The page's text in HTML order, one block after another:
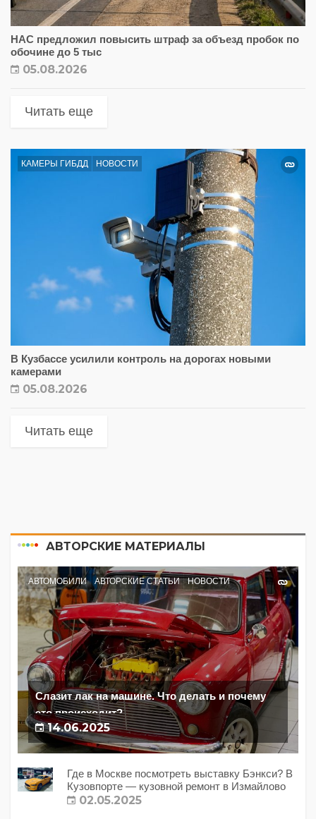
НАС предложил повысить штраф за объезд пробок по
обочине до 5 тыс
05.08.2026
Читать еще
КАМЕРЫ ГИБДД НОВОСТИ
В Кузбассе усилили контроль на дорогах новыми
камерами
05.08.2026
Читать еще
АВТОРСКИЕ МАТЕРИАЛЫ
АВТОМОБИЛИ АВТОРСКИЕ СТАТЬИ НОВОСТИ
Слазит лак на машине. Что делать и почему
это происходит?
14.06.2025
Где в Москве посмотреть выставку Бэнкси? В
Кузовпорте — кузовной ремонт в Измайлово
02.05.2025